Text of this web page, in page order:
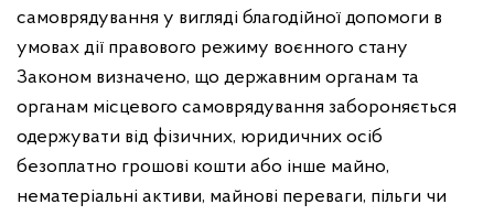
самоврядування у вигляді благодійної допомоги в
умовах дії правового режиму воєнного стану
Законом визначено, що державним органам та
органам місцевого самоврядування забороняється
одержувати від фізичних, юридичних осіб
безоплатно грошові кошти або інше майно,
нематеріальні активи, майнові переваги, пільги чи